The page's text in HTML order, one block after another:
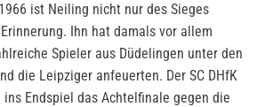
ist Neiling nicht nur des Sieges
Ihn hat damals vor allem
Spieler aus Düdelingen unter den
die Leipziger anfeuerten. Der SC DHfK
Endspiel das Achtelfinale gegen die